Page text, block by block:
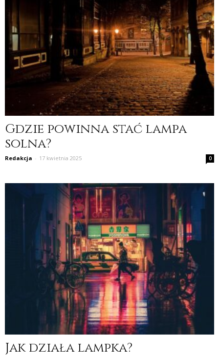
Gdzie powinna stać lampa
solna?
Redakcja - 17 kwietnia 2025 0
Jak działa lampka?